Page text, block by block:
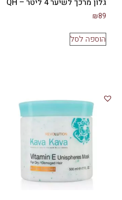
גלון מרכך לשיער 4 ליטר – QH
₪89
הוספה לסל